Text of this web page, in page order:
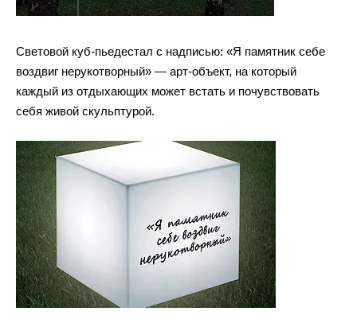
Световой куб-пьедестал с надписью: «Я памятник себе
воздвиг нерукотворный» — арт-объект, на который
каждый из отдыхающих может встать и почувствовать
себя живой скульптурой.